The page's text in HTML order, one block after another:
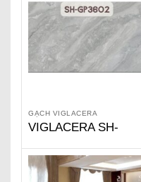
GẠCH VIGLACERA
VIGLACERA SH-